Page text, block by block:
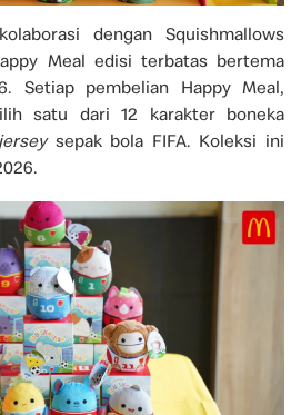
dengan Squishmallows
Meal edisi terbatas bertema
Setiap pembelian Happy Meal,
satu dari 12 karakter boneka
jerseysepak bola FIFA. Koleksi ini